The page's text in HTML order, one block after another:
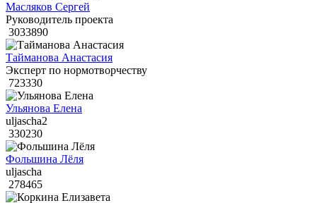
Масляков Сергей
Руководитель проекта
3033890
Тайманова Анастасия
Эксперт по нормотворчеству
723330
Ульянова Елена
uljascha2
330230
Фольшина Лёля
uljascha
278465